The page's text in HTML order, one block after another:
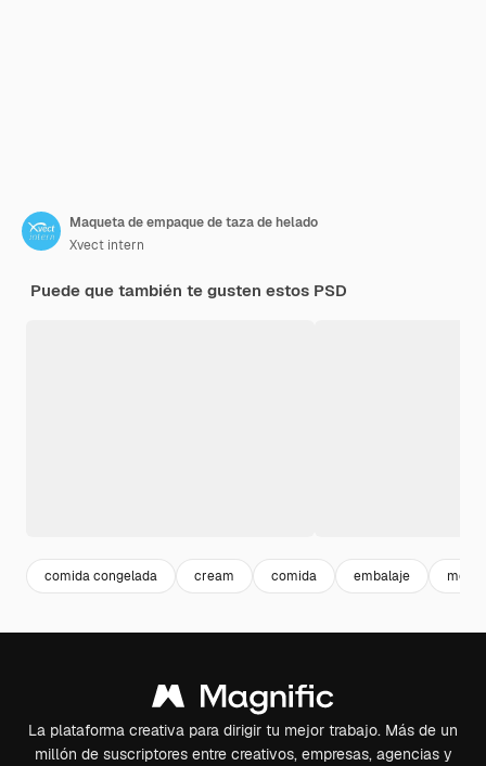
Maqueta de empaque de taza de helado
Xvect intern
Puede que también te gusten estos PSD
comida congelada cream comida embalaje
La plataforma creativa para dirigir tu mejor trabajo. Más de un
millón de suscriptores entre creativos, empresas, agencias y